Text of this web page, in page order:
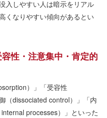
入しやすい人は暗示をリアル
くなりやすい傾向があるとい
性・注意集中・肯定的
）」「受容性
（dissociated control）」「内
processes）」といった